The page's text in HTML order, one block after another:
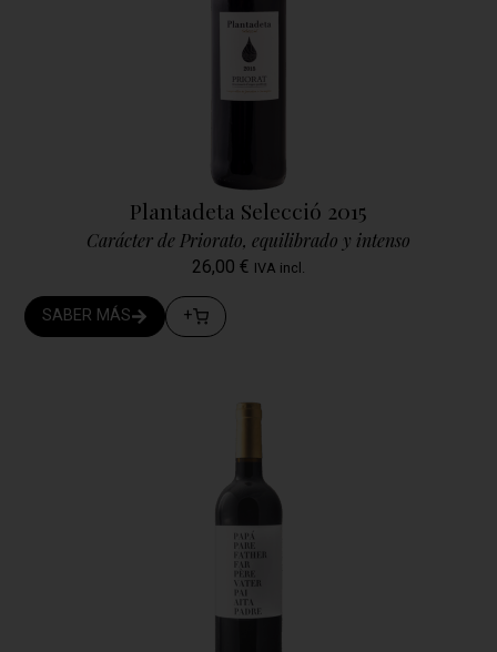
Plantadeta Selecció 2015
Carácter de Priorato, equilibrado y intenso
26,00 € IVA incl.
SABER MÁS +